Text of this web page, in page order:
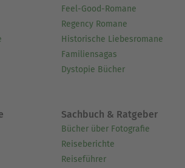
Feel-Good-Romane
Regency Romane
Historische Liebesromane
Familiensagas
Dystopie Bücher
Sachbuch & Ratgeber
Bücher über Fotografie
Reiseberichte
Reiseführer